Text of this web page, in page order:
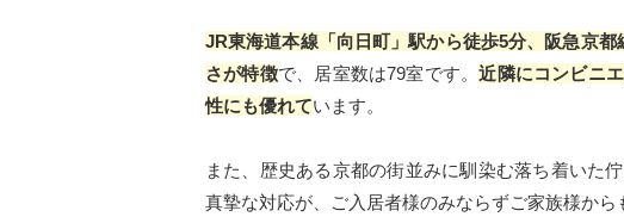
JR東海道本線「向日町」駅から徒歩5分、阪急京
さが特徴で、居室数は79室です。近隣にコンビニ
性にも優れています。
また、歴史ある京都の街並みに馴染む落ち着いた
真摯な対応が、ご入居者様のみならずご家族様から